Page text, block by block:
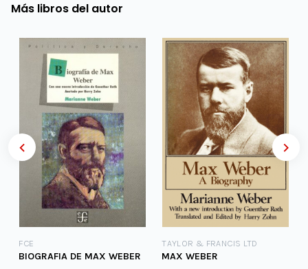
Más libros del autor
FCE
BIOGRAFIA DE MAX WEBER
TAYLOR & FRANCIS LTD
MAX WEBER